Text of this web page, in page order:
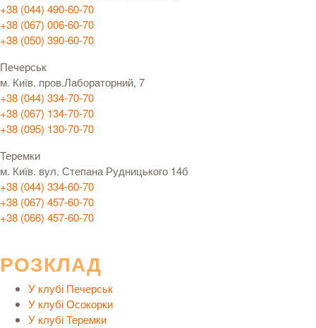
+38 (044) 490-60-70
+38 (067) 006-60-70
+38 (050) 390-60-70
Печерськ
м. Київ. пров.Лабораторний, 7
+38 (044) 334-70-70
+38 (067) 134-70-70
+38 (095) 130-70-70
Теремки
м. Київ. вул. Степана Рудницького 14б
+38 (044) 334-60-70
+38 (067) 457-60-70
+38 (066) 457-60-70
РОЗКЛАД
У клубі Печерськ
У клубі Осокорки
У клубі Теремки